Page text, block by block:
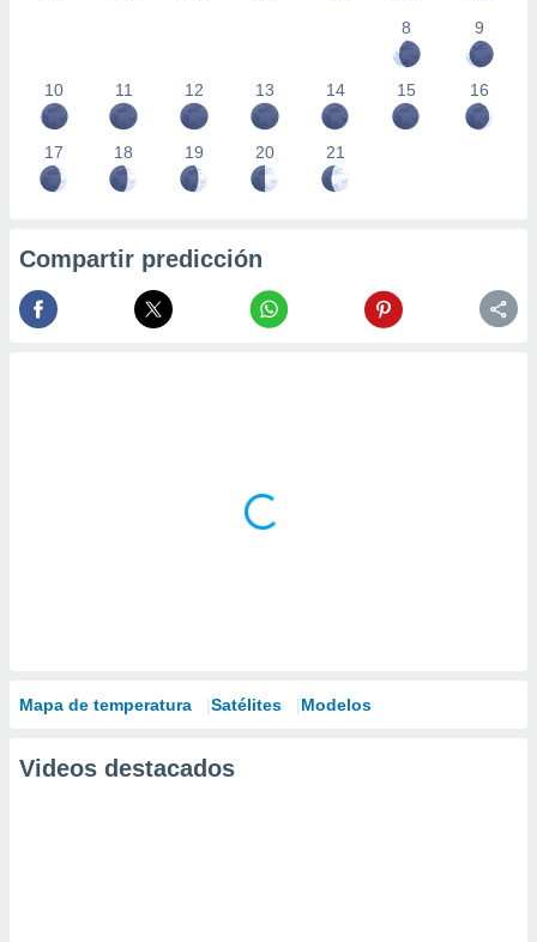
8
9
10 11 12 13 14 15 16
17 18 19 20 21
Compartir predicción
Mapa de temperatura Satélites Modelos
Videos destacados